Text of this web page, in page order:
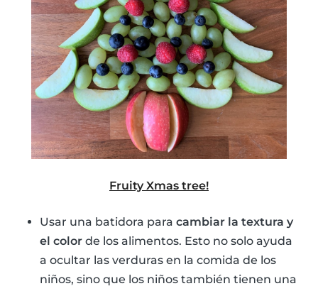
Fruity Xmas tree!
Usar una batidora para cambiar la textura y
el color de los alimentos. Esto no solo ayuda
a ocultar las verduras en la comida de los
niños, sino que los niños también tienen una